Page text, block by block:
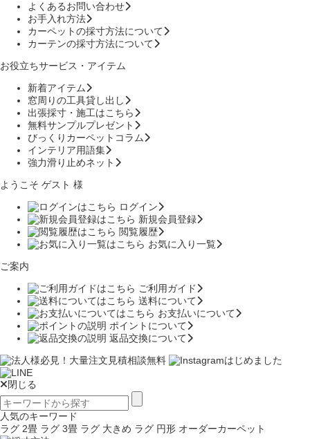
よくあるお問い合わせ
お手入れ方法
カーペットの採寸方法について
カーテンの採寸方法について
お役立ちサービス・アイテム
新着アイテム
窓周りの工具貸し出し
出張採寸・施工はこちら
無料サンプルプレゼント
びっくりカーペットコラム
インテリア用語集
強力滑り止めネット
ようこそ ゲスト 様
ログイン
新規会員登録
閲覧履歴
お気に入り一覧
ご案内
ご利用ガイド
送料について
お支払いについて
ポイントについて
返品交換について
閉じる
人気のキーワード
ラグ 2畳 ラグ 3畳 ラグ 大きめ ラグ 円形 オーダーカーペット